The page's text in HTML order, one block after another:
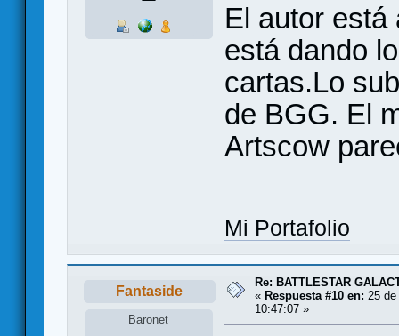
El autor está
está dando
cartas.Lo
de BGG. El
Artscow
Mi Portafolio
Fantaside
Baronet
Re: BATTLESTAR
« Respuesta #10 en: 25
10:47:07 »